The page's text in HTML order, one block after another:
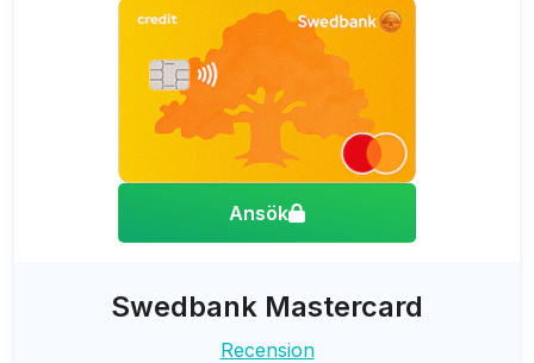
Ansök
Swedbank Mastercard
Recension